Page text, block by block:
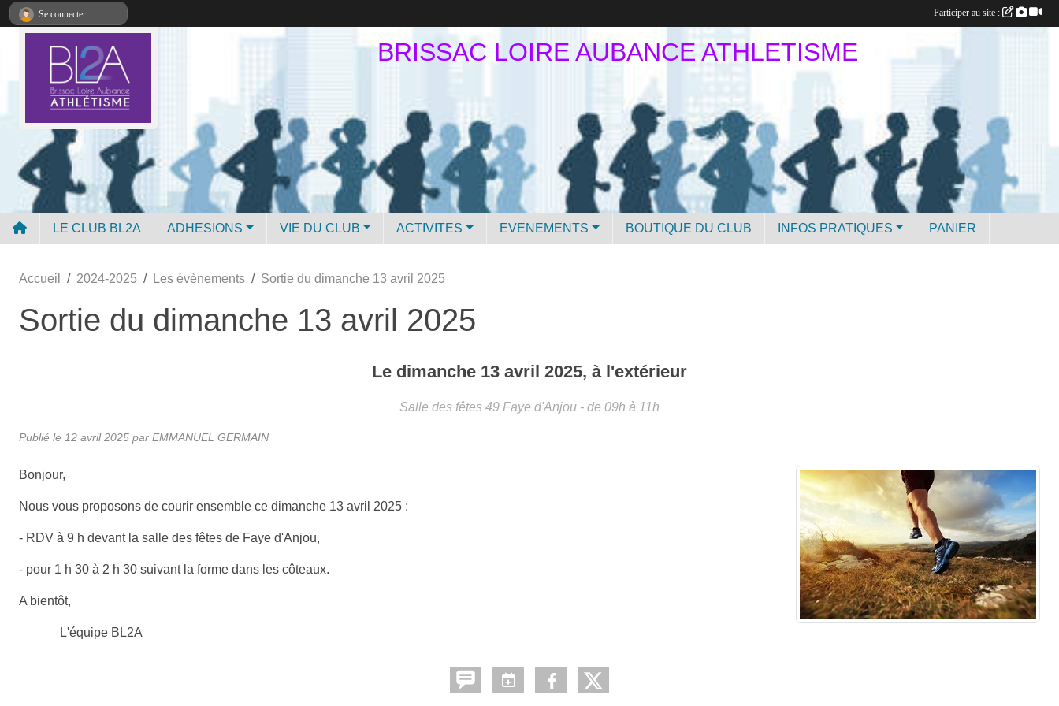
BRISSAC LOIRE AUBANCE ATHLETISME
LE CLUB BL2A ADHESIONS VIE DU CLUB ACTIVITES EVENEMENTS BOUTIQUE DU CLUB INFOS PRATIQUES PANIER
Accueil 2024-2025 Les évènements Sortie du dimanche 13 avril 2025
Sortie du dimanche 13 avril 2025
Le dimanche 13 avril 2025, à l'extérieur
Salle des fêtes 49 Faye d'Anjou - de 09h à 11h
Publié le 12 avril 2025 par EMMANUEL GERMAIN
Bonjour,
Nous vous proposons de courir ensemble ce dimanche 13 avril 2025 :
- RDV à 9 h devant la salle des fêtes de Faye d'Anjou,
- pour 1 h 30 à 2 h 30 suivant la forme dans les côteaux.
A bientôt,
L'équipe BL2A
Se connecter Participer au site :
Panneau de gestion des cookies